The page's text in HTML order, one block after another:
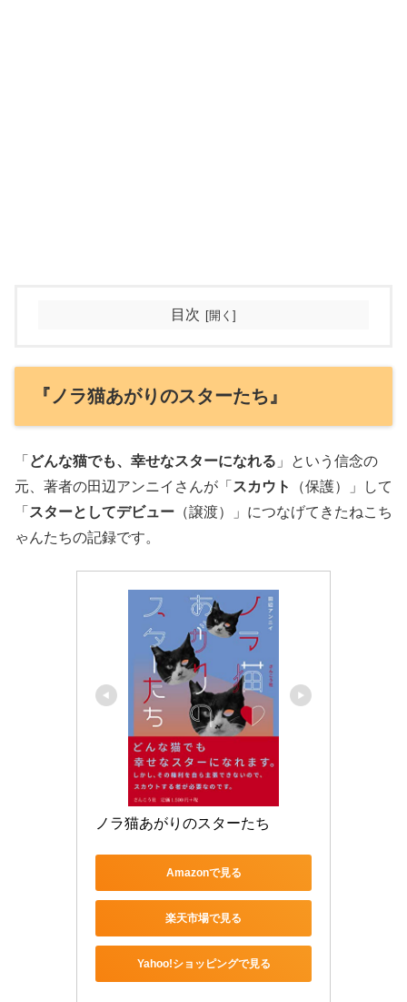
目次
『ノラ猫あがりのスターたち』
「 どんな猫でも、幸せなスターになれる 」という信念の
元、著者の田辺アンニイさんが「 スカウト
（保護）」して
「 スターとしてデビュー （譲渡）」につなげてきたねこち
ゃんたちの記録です。
ノラ猫あがりのスターたち
Amazonで見る
楽天市場で見る
Yahoo!ショッピングで見る